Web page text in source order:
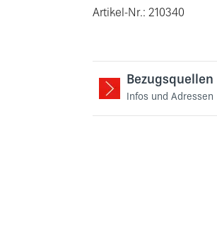
Artikel-Nr.: 210340
Bezugsquellen
Infos und Adressen